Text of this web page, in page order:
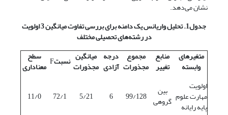
نشان می‌دهد.
جدول1. تحلیل واریانس یک دامنه برای بررسی تفاوت میانگین 3 اولویت
در رشته‌های تحصیلی مختلف
متغیرهای
وابسته
منابع
تغییر
مجموع
مجذورات
درجه
آزادی
میانگین
مجذورات نسبتF سطح
معناداری
اولویت
مهارت علوم
پایه رایانه
بین
گروهی 99/128
6
5/21
72/1
11/0